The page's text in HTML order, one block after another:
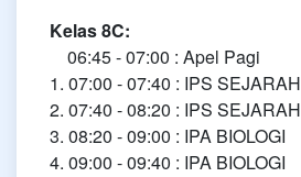
Kelas 8C:
06:45 - 07:00 : Apel Pagi
1. 07:00 - 07:40 : IPS SEJARAH
2. 07:40 - 08:20 : IPS SEJARAH
3. 08:20 - 09:00 : IPA BIOLOGI
4. 09:00 - 09:40 : IPA BIOLOGI